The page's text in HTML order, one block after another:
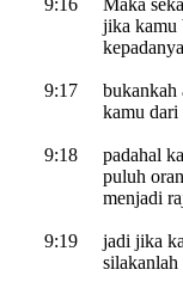
9:16
Maka
jika kamu
9:17
bukankah
kamu dari
9:18
padahal
puluh
menjadi
9:19
jadi jika
silakanlah